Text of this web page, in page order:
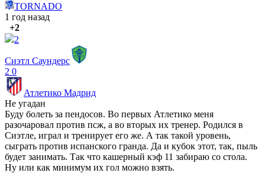
TORNADO
1 год назад
+2
2
Сиэтл Саундерс
2 0
Атлетико Мадрид
Не угадан
Буду болеть за пендосов. Во первых Атлетико меня
разочаровал против псж, а во вторых их тренер. Родился в
Сиэтле, играл и тренирует его же. А так такой уровень,
сыграть против испанского гранда. Да и кубок этот, так, пыль
будет занимать. Так что кашерный кэф 11 забираю со стола.
Ну или как минимум их гол можно взять.